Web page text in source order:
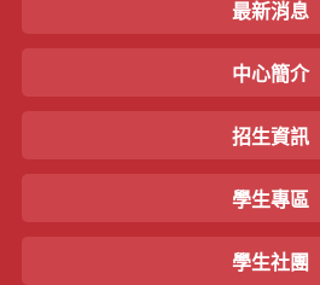
最新消息
中心簡介
招生資訊
學生專區
學生社團